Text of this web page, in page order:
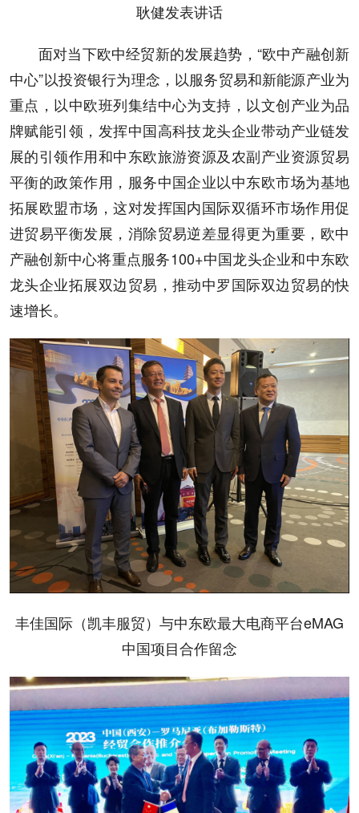
耿健发表讲话
面对当下欧中经贸新的发展趋势，“欧中产融创新
中心”以投资银行为理念，以服务贸易和新能源产业为
重点，以中欧班列集结中心为支持，以文创产业为品
牌赋能引领，发挥中国高科技龙头企业带动产业链发
展的引领作用和中东欧旅游资源及农副产业资源贸易
平衡的政策作用，服务中国企业以中东欧市场为基地
拓展欧盟市场，这对发挥国内国际双循环市场作用促
进贸易平衡发展，消除贸易逆差显得更为重要，欧中
产融创新中心将重点服务100+中国龙头企业和中东欧
龙头企业拓展双边贸易，推动中罗国际双边贸易的快
速增长。
丰佳国际（凯丰服贸）与中东欧最大电商平台eMAG
中国项目合作留念